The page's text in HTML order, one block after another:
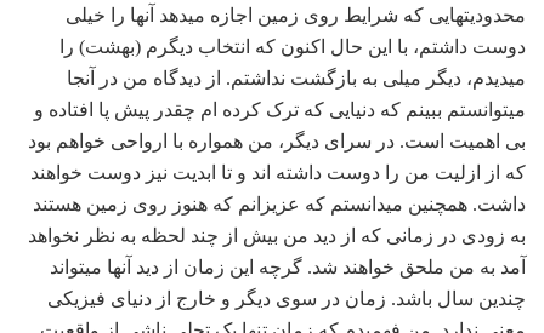
محدودیت‏هایی که شرایط روی زمین اجازه می‏دهد آنها را خیلی
دوست داشتم، با این حال اکنون که انتخاب دیگرم (بهشت) را
می‏دیدم، دیگر میلی به بازگشت نداشتم. از دیدگاه من در آنجا
می‏توانستم ببینم که دنیایی که ترک کرده‏ ام چقدر پیش پا افتاده و
بی اهمیت است. در سرای دیگر، من همواره با ارواحی خواهم بود
که از ازلیت من را دوست داشته‏ اند و تا ابدیت نیز دوست خواهند
داشت. همچنین می‏دانستم که عزیزانم که هنوز روی زمین هستند
به زودی در زمانی که از دید من بیش از چند لحظه به نظر نخواهد
آمد به من ملحق خواهند شد. گرچه این زمان از دید آنها می‏تواند
چندین سال باشد. زمان در سوی دیگر و خارج از دنیای فیزیکی